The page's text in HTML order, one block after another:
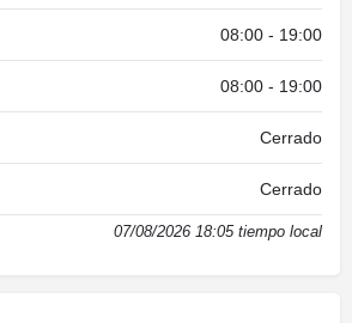
08:00 - 19:00
08:00 - 19:00
Cerrado
Cerrado
07/08/2026 18:05 tiempo local